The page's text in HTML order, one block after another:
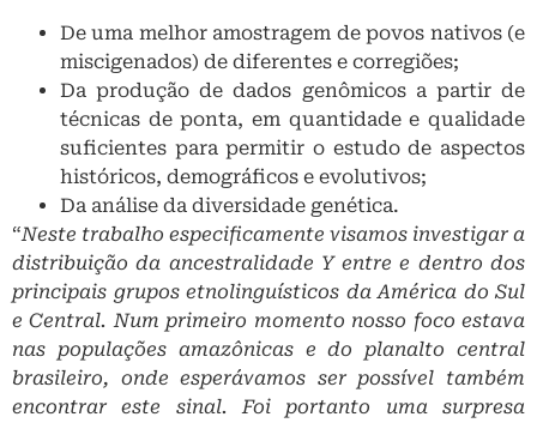
De uma melhor amostragem de povos nativos (e
miscigenados) de diferentes e corregiões;
Da produção de dados genômicos a partir de
técnicas de ponta, em quantidade e qualidade
suficientes para permitir o estudo de aspectos
históricos, demográficos e evolutivos;
Da análise da diversidade genética.
“Neste trabalho especificamente visamos investigar a
distribuição da ancestralidade Y entre e dentro dos
principais grupos etnolinguísticos da América do Sul
e Central. Num primeiro momento nosso foco estava
nas populações amazônicas e do planalto central
brasileiro, onde esperávamos ser possível também
encontrar este sinal. Foi portanto uma surpresa